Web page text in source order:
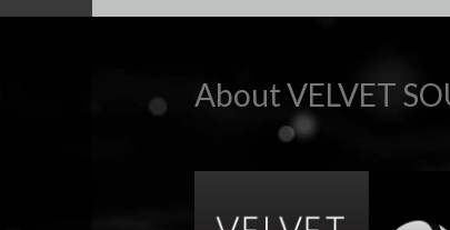
About VELVET